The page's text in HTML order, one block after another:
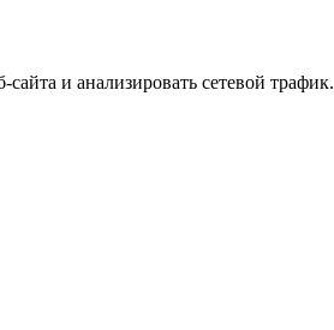
и анализировать сетевой трафик.